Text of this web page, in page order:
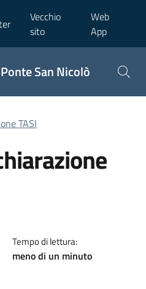
Vecchio
sito
Web
App
San Nicolò
TASI
Tempo di lettura:
meno di un minuto